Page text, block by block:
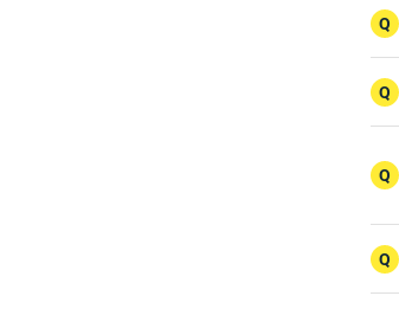
Q
Q
Q
Q